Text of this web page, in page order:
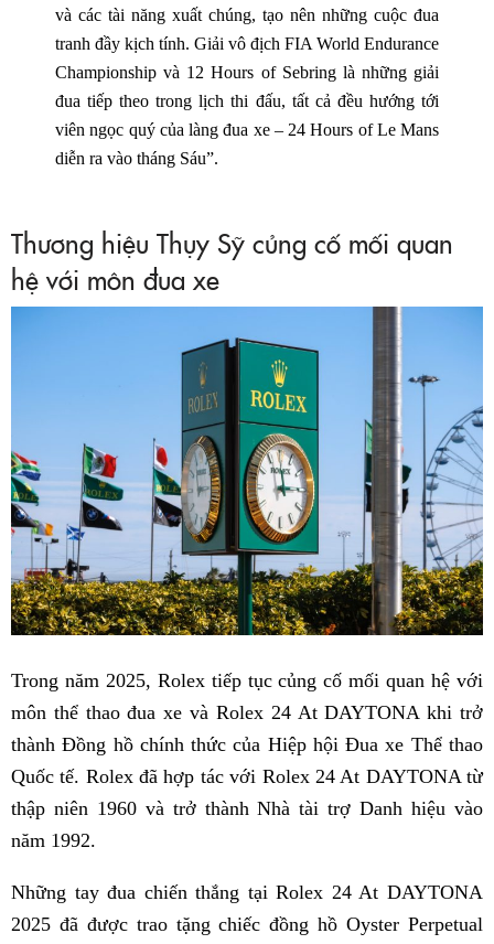
và các tài năng xuất chúng, tạo nên những cuộc đua
tranh đầy kịch tính. Giải vô địch FIA World Endurance
Championship và 12 Hours of Sebring là những giải
đua tiếp theo trong lịch thi đấu, tất cả đều hướng tới
viên ngọc quý của làng đua xe – 24 Hours of Le Mans
diễn ra vào tháng Sáu”.
Thương hiệu Thụy Sỹ củng cố mối quan
hệ với môn đua xe
Trong năm 2025, Rolex tiếp tục củng cố mối quan hệ với
môn thể thao đua xe và Rolex 24 At DAYTONA khi trở
thành Đồng hồ chính thức của Hiệp hội Đua xe Thể thao
Quốc tế. Rolex đã hợp tác với Rolex 24 At DAYTONA từ
thập niên 1960 và trở thành Nhà tài trợ Danh hiệu vào
năm 1992.
Những tay đua chiến thắng tại Rolex 24 At DAYTONA
2025 đã được trao tặng chiếc đồng hồ Oyster Perpetual